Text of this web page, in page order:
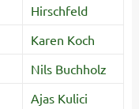
Hirschfeld
Karen Koch
Nils Buchholz
Ajas Kulici